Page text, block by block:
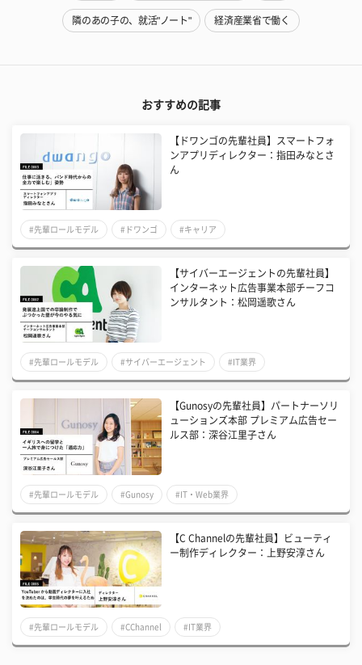
隣のあの子の、就活"ノート" 経済産業省で働く
おすすめの記事
【ドワンゴの先輩社員】スマートフォ
ンアプリディレクター：指田みなとさ
ん
#先輩ロールモデル #ドワンゴ #キャリア
【サイバーエージェントの先輩社員】
インターネット広告事業本部チーフコ
ンサルタント：松岡遥歌さん
#先輩ロールモデル #サイバーエージェント #IT業界
【Gunosyの先輩社員】パートナーソリ
ューションズ本部 プレミアム広告セー
ルス部：深谷江里子さん
#先輩ロールモデル #Gunosy #IT・Web業界
【C Channelの先輩社員】ビューティ
ー制作ディレクター：上野安淳さん
#先輩ロールモデル #CChannel #IT業界